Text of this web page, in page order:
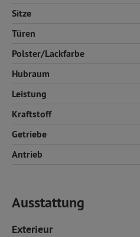
Sitze
Türen
Polster/Lackfarbe
Hubraum
Leistung
Kraftstoff
Getriebe
Antrieb
Ausstattung
Exterieur